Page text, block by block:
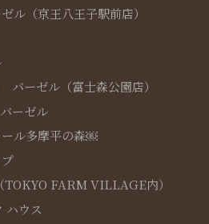
ル（京王八王子駅前店）
ーゼル（富士森公園店）
ーゼル
ル多摩平の森￼
TOKYO FARM VILLAGE内）
ハウス